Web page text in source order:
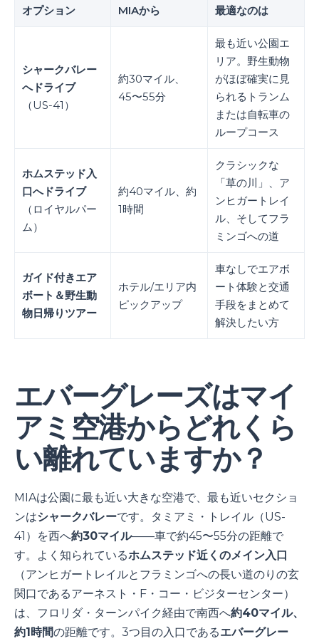
オプション MIAから 最適なのは
シャークバレー
へドライブ
（US-41）
約30マイル、
45〜55分
最も近い公園エ
リア。野生動物
がほぼ確実に見
られるトランム
または自転車の
ループコース
ホムステッド入
口へドライブ
（ロイヤルパー
ム）
約40マイル、約
1時間
クラシックな
「草の川」、ア
ンヒガートレイ
ル、そしてフラ
ミンゴへの道
ガイド付きエア
ボート＆野生動
物日帰りツアー
ホテル/エリア内
ピックアップ
車なしでエアボ
ート体験と交通
手段をまとめて
解決したい方
エバーグレーズはマイ
アミ空港からどれくら
い離れていますか？
MIAは公園に最も近い大きな空港で、最も近いセクショ
ンはシャークバレーです。タミアミ・トレイル（US-
41）を西へ約30マイル――車で約45〜55分の距離で
す。よく知られているホムステッド近くのメイン入口
（アンヒガートレイルとフラミンゴへの長い道のりの玄
関口であるアーネスト・F・コー・ビジターセンター）
は、フロリダ・ターンパイク経由で南西へ約40マイル、
約1時間の距離です。3つ目の入口であるエバーグレー